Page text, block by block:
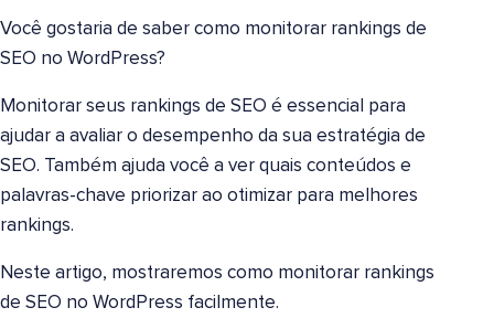
Você gostaria de saber como monitorar rankings de
SEO no WordPress?
Monitorar seus rankings de SEO é essencial para
ajudar a avaliar o desempenho da sua estratégia de
SEO. Também ajuda você a ver quais conteúdos e
palavras-chave priorizar ao otimizar para melhores
rankings.
Neste artigo, mostraremos como monitorar rankings
de SEO no WordPress facilmente.